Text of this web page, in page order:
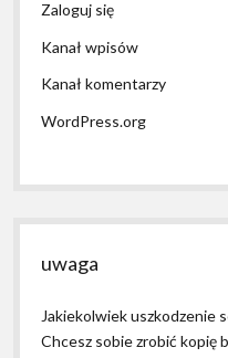
Zaloguj się
Kanał wpisów
Kanał komentarzy
WordPress.org
uwaga
Jakiekolwiek uszkodzenie
Chcesz sobie zrobić kopię